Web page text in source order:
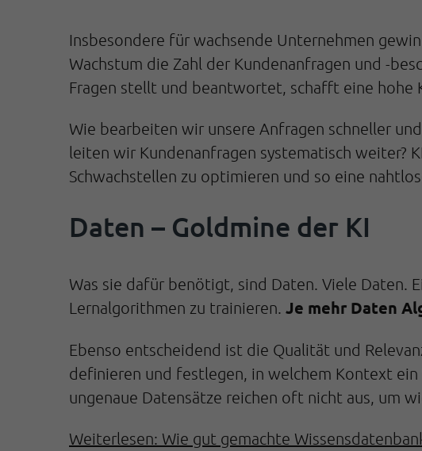
Insbesondere für wachsende Unternehmen
Wachstum die Zahl der Kundenanfragen und -
Fragen stellt und beantwortet, schafft eine hohe
Wie bearbeiten wir unsere Anfragen schneller
leiten wir Kundenanfragen systematisch weiter?
Schwachstellen zu optimieren und so eine
Daten – Goldmine der KI
Was sie dafür benötigt, sind Daten. Viele Daten.
Lernalgorithmen zu trainieren. Je mehr Daten
Ebenso entscheidend ist die Qualität und
definieren und festlegen, in welchem Kontext
ungenaue Datensätze reichen oft nicht aus, um
Weiterlesen: Wie gut gemachte